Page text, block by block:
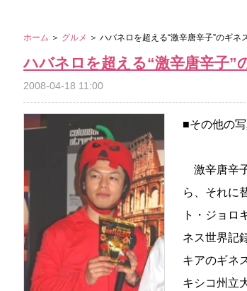
ホーム ＞ グルメ ＞ ハバネロを超える“激辛唐辛子”のギネ
ハバネロを超える“激辛唐辛子”
2008-04-18 11:00
■その他の
激辛唐辛
ら、それに
ト・ジョロ
ネス世界記
キアのギネ
キシコ州立